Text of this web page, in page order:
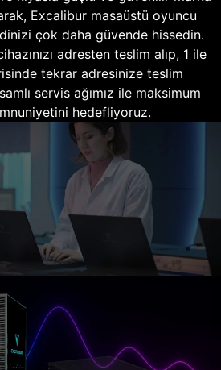
Excalibur masaüstü oyuncu
çok daha güvende hissedin.
adresten teslim alıp, 1 ile
tekrar adresinize teslim
servis ağımız ile maksimum
hedefliyoruz.